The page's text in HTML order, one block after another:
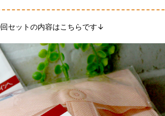
セットの内容はこちらです↓